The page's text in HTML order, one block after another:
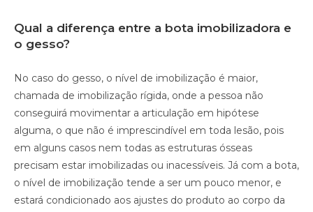
Qual a diferença entre a bota imobilizadora e
o gesso?
No caso do gesso, o nível de imobilização é maior,
chamada de imobilização rígida, onde a pessoa não
conseguirá movimentar a articulação em hipótese
alguma, o que não é imprescindível em toda lesão, pois
em alguns casos nem todas as estruturas ósseas
precisam estar imobilizadas ou inacessíveis. Já com a bota,
o nível de imobilização tende a ser um pouco menor, e
estará condicionado aos ajustes do produto ao corpo da